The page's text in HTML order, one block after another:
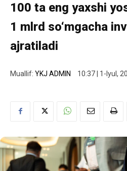
100 ta eng yaxshi
1 mlrd so‘mgacha
ajratiladi
Muallif: YKJ ADMIN 10:37 | 1-Iyul,